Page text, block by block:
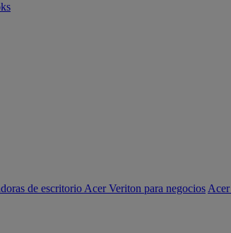
de escritorio Acer Veriton para negocios